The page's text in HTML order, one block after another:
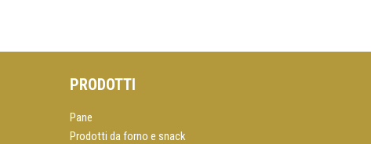
PRODOTTI
Pane
Prodotti da forno e snack